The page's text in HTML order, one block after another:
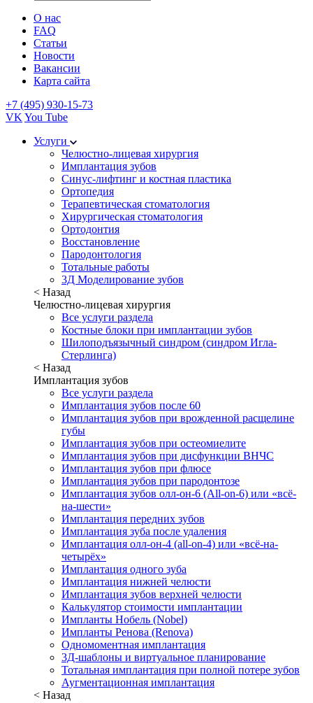
О нас
FAQ
Статьи
Новости
Вакансии
Карта сайта
+7 (495) 930-15-73
VK You Tube
Услуги
Челюстно-лицевая хирургия
Имплантация зубов
Синус-лифтинг и костная пластика
Ортопедия
Терапевтическая стоматология
Хирургическая стоматология
Ортодонтия
Восстановление
Пародонтология
Тотальные работы
3Д Моделирование зубов
< Назад
Челюстно-лицевая хирургия
Все услуги раздела
Костные блоки при имплантации зубов
Шилоподъязычный синдром (синдром Игла-
Стерлинга)
< Назад
Имплантация зубов
Все услуги раздела
Имплантация зубов после 60
Имплантация зубов при врожденной расщелине
губы
Имплантация зубов при остеомиелите
Имплантация зубов при дисфункции ВНЧС
Имплантация зубов при флюсе
Имплантация зубов при пародонтозе
Имплантация зубов олл-он-6 (All-on-6) или «всё-
на-шести»
Имплантация передних зубов
Имплантация зуба после удаления
Имплантация олл-он-4 (all-on-4) или «всё-на-
четырёх»
Имплантация одного зуба
Имплантация нижней челюсти
Имплантация зубов верхней челюсти
Калькулятор стоимости имплантации
Импланты Нобель (Nobel)
Импланты Ренова (Renova)
Одномоментная имплантация
3Д-шаблоны и виртуальное планирование
Тотальная имплантация при полной потере зубов
Аугментационная имплантация
< Назад